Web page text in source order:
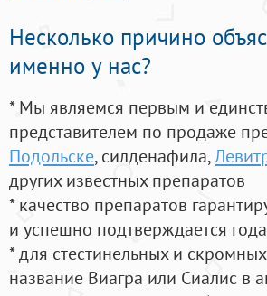
Несколько причино
именно у нас?
* Мы являемся первым и
представителем по продаже
Подольске, силденафила,
других известных препаратов
* качество препаратов
и успешно подтверждается
* для стестинельных и
название Виагра или Сиалис в